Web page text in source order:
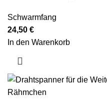
Schwarmfang
24,50 €
In den Warenkorb